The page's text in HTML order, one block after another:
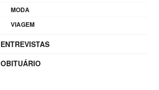
MODA
VIAGEM
ENTREVISTAS
OBITUÁRIO